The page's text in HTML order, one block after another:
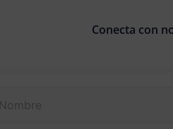
Conecta con